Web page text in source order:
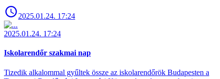
2025.01.24. 17:24
2025.01.24. 17:24
Iskolarendőr szakmai nap
Tizedik alkalommal gyűltek össze az iskolarendőrök Budapesten a